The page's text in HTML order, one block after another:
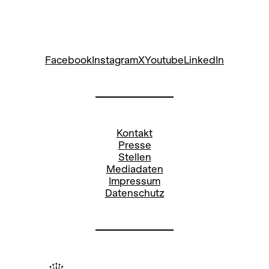
FacebookInstagramXYoutubeLinkedIn
Kontakt
Presse
Stellen
Mediadaten
Impressum
Datenschutz